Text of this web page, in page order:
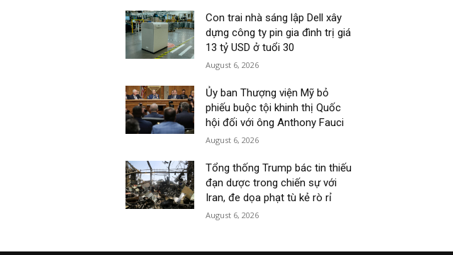
Con trai nhà sáng lập Dell xây
dựng công ty pin gia đình trị giá
13 tỷ USD ở tuổi 30
August 6, 2026
Ủy ban Thượng viện Mỹ bỏ
phiếu buộc tội khinh thị Quốc
hội đối với ông Anthony Fauci
August 6, 2026
Tổng thống Trump bác tin thiếu
đạn dược trong chiến sự với
Iran, đe dọa phạt tù kẻ rò rỉ
August 6, 2026